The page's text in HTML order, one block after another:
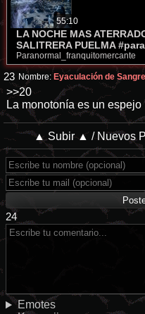
55:10
LA NOCHE MAS
SALITRERA PUELMA
Paranormal_franquitomercante
23 Nombre: Eyaculación de Sangre
>>20
La monotonía es un espejo
▲ Subir ▲ / Nuevos
24
Emotes